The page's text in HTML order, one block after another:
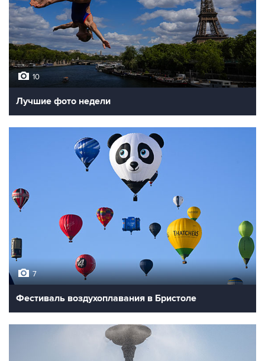
10
Лучшие фото недели
7
Фестиваль воздухоплавания в Бристоле